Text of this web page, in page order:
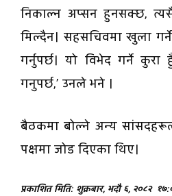
निकाल्न अप्सन हुनसक्छ,
मिल्दैन। सहसचिवमा खुला
गर्नुपर्छ। यो विभेद गर्ने
गनुपर्छ,’ उनले भने ।
बैठकमा बोल्ने अन्य
पक्षमा जोड दिएका थिए।
प्रकाशित मिति: शुक्रबार, भदौ ६, २०८२